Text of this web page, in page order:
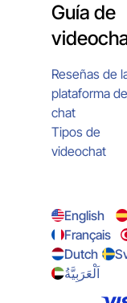
Guía de
Reseñas de
plataforma de
chat
Tipos de
videochat
English
Français
Dutch
اَلْعَرَبِيَّةُ